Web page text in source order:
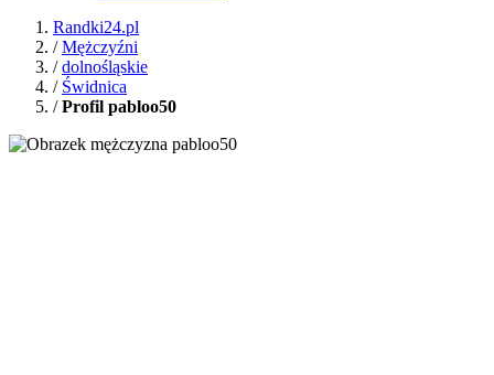
Randki24.pl
/Mężczyźni
/dolnośląskie
/ Świdnica
/Profil pabloo50